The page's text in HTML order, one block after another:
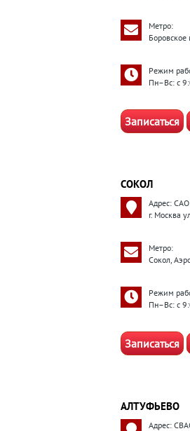
Метро:
Боровское
Режим
Пн–Вс: с
Записаться
СОКОЛ
Адрес: САО
г. Москва
Метро:
Сокол,
Режим
Пн–Вс: с
Записаться
АЛТУФЬЕВО
Адрес: